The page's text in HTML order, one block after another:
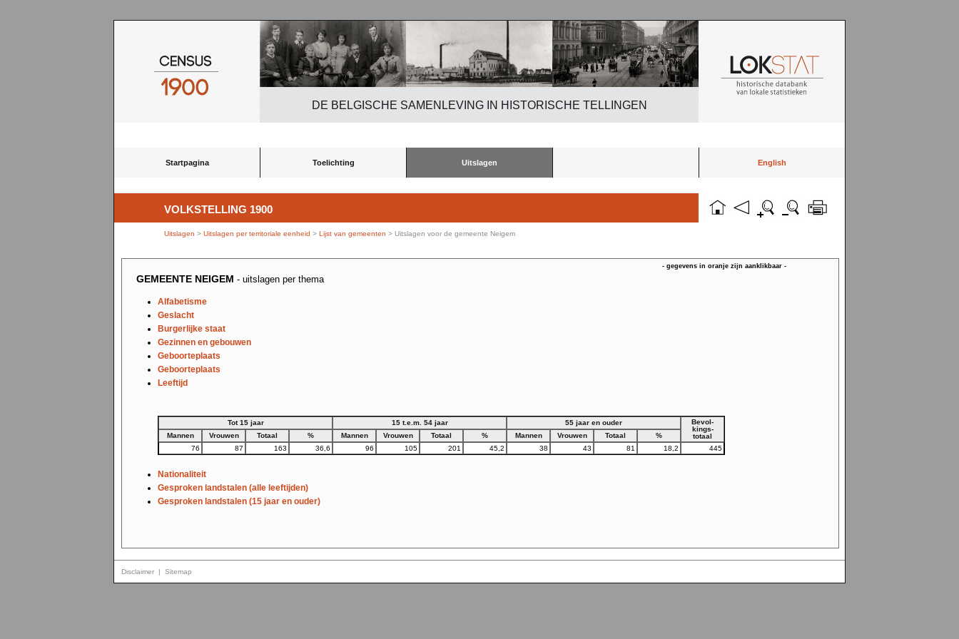
DE BELGISCHE SAMENLEVING IN HISTORISCHE TELLINGEN
Startpagina Toelichting Uitslagen English
VOLKSTELLING 1900
Uitslagen > Uitslagen per territoriale eenheid > Lijst van gemeenten > Uitslagen voor de gemeente Neigem
- gegevens in oranje zijn aanklikbaar -
GEMEENTE NEIGEM - uitslagen per thema
Alfabetisme
Geslacht
Burgerlijke staat
Gezinnen en gebouwen
Geboorteplaats
Geboorteplaats
Leeftijd
Tot 15 jaar 15 t.e.m. 54 jaar 55 jaar en ouder
Bevol-
kings-
totaal
Mannen Vrouwen Totaal % Mannen Vrouwen Totaal % Mannen Vrouwen Totaal
%
76
87 163 36,6 96 105 201 45,2 38 43 81 18,2 445
Nationaliteit
Gesproken landstalen (alle leeftijden)
Gesproken landstalen (15 jaar en ouder)
Disclaimer | Sitemap